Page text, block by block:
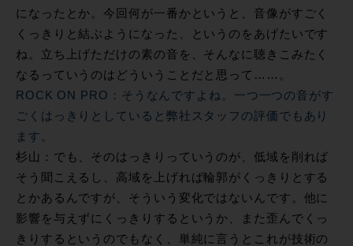
になったとか。今回何が一番かというと、音像がすごく
くっきりと結ぶようになった、というのをあげたいです
ね。立ち上げただけの素の音を、そんなに聴きこみたく
なるっていうのはどういうことだと思って……。
ROCK ON PRO：そうなんですよね。一つ一つの音がす
ごくはっきりとしていると弊社スタッフの評価でもあり
ます。
杉山：でも、そのはっきりっていうのが、低域を削れば
そう聞こえるし、高域を上げれば輪郭がくっきりとする
とかあるんですが、そういう変化ではないんです。他に
影響を与えずにくっきりするというか、また歪んでくっ
きりするというのでもなく、単純に言うとこれが技術の